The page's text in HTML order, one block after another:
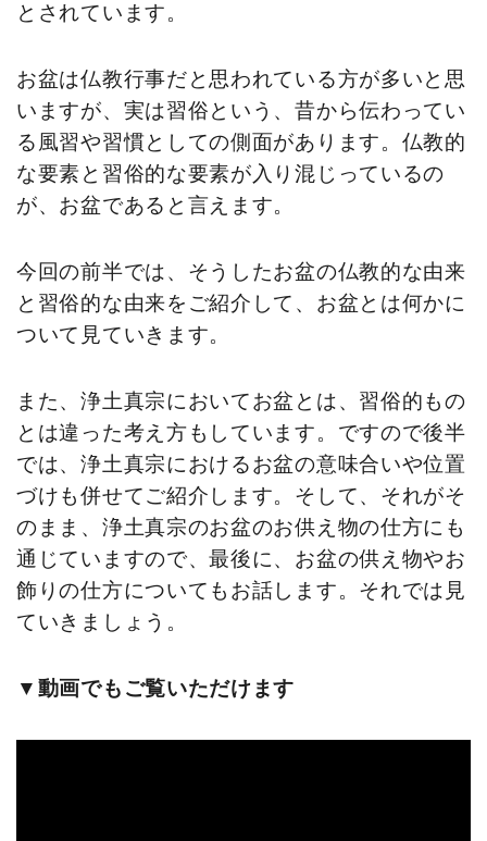
とされています。
お盆は仏教行事だと思われている方が多いと思
いますが、実は習俗という、昔から伝わってい
る風習や習慣としての側面があります。仏教的
な要素と習俗的な要素が入り混じっているの
が、お盆であると言えます。
今回の前半では、そうしたお盆の仏教的な由来
と習俗的な由来をご紹介して、お盆とは何かに
ついて見ていきます。
また、浄土真宗においてお盆とは、習俗的もの
とは違った考え方もしています。ですので後半
では、浄土真宗におけるお盆の意味合いや位置
づけも併せてご紹介します。そして、それがそ
のまま、浄土真宗のお盆のお供え物の仕方にも
通じていますので、最後に、お盆の供え物やお
飾りの仕方についてもお話します。それでは見
ていきましょう。
▼動画でもご覧いただけます